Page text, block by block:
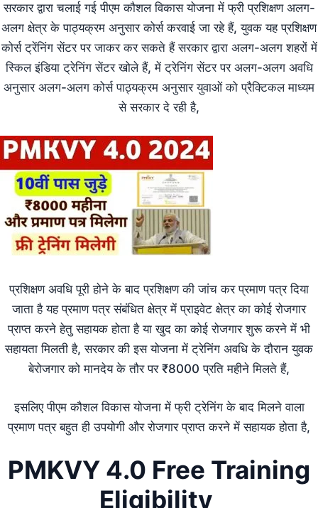
सरकार द्वारा चलाई गई पीएम कौशल विकास योजना में फ्री प्रशिक्षण अलग-
अलग क्षेत्र के पाठ्यक्रम अनुसार कोर्स करवाई जा रहे हैं, युवक यह प्रशिक्षण
कोर्स ट्रेंनिंग सेंटर पर जाकर कर सकते हैं सरकार द्वारा अलग-अलग शहरों में
स्किल इंडिया ट्रेनिंग सेंटर खोले हैं, में ट्रेनिंग सेंटर पर अलग-अलग अवधि
अनुसार अलग-अलग कोर्स पाठ्यक्रम अनुसार युवाओं को प्रैक्टिकल माध्यम
से सरकार दे रही है,
प्रशिक्षण अवधि पूरी होने के बाद प्रशिक्षण की जांच कर प्रमाण पत्र दिया
जाता है यह प्रमाण पत्र संबंधित क्षेत्र में प्राइवेट क्षेत्र का कोई रोजगार
प्राप्त करने हेतु सहायक होता है या खुद का कोई रोजगार शुरू करने में भी
सहायता मिलती है, सरकार की इस योजना में ट्रेनिंग अवधि के दौरान युवक
बेरोजगार को मानदेय के तौर पर ₹8000 प्रति महीने मिलते हैं,
इसलिए पीएम कौशल विकास योजना में फ्री ट्रेनिंग के बाद मिलने वाला
प्रमाण पत्र बहुत ही उपयोगी और रोजगार प्राप्त करने में सहायक होता है,
PMKVY 4.0 Free Training
Eligibility